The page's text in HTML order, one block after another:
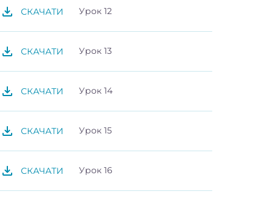
СКАЧАТИ Урок 12
СКАЧАТИ Урок 13
СКАЧАТИ Урок 14
СКАЧАТИ Урок 15
СКАЧАТИ Урок 16